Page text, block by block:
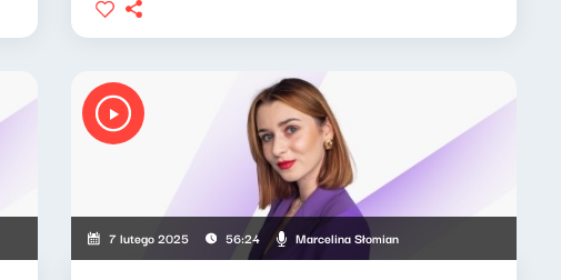
7 lutego 2025 56:24 Marcelina Słomian